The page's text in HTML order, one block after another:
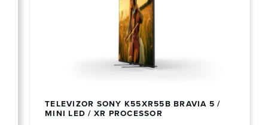
TELEVIZOR SONY K55XR55B BRAVIA 5 /
MINI LED / XR PROCESSOR